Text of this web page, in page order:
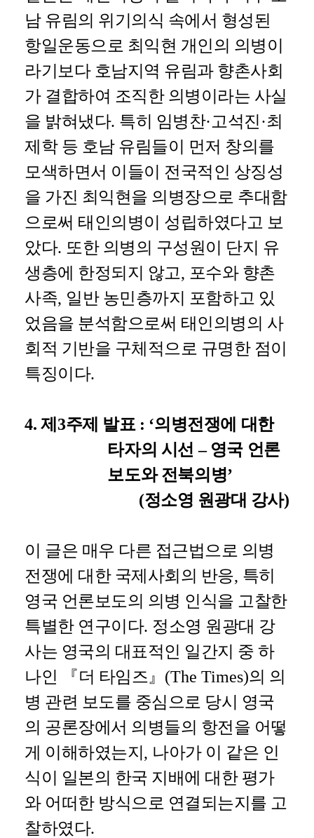
남 유림의 위기의식 속에서 형성된
항일운동으로 최익현 개인의 의병이
라기보다 호남지역 유림과 향촌사회
가 결합하여 조직한 의병이라는 사실
을 밝혀냈다. 특히 임병찬·고석진·최
제학 등 호남 유림들이 먼저 창의를
모색하면서 이들이 전국적인 상징성
을 가진 최익현을 의병장으로 추대함
으로써 태인의병이 성립하였다고 보
았다. 또한 의병의 구성원이 단지 유
생층에 한정되지 않고, 포수와 향촌
사족, 일반 농민층까지 포함하고 있
었음을 분석함으로써 태인의병의 사
회적 기반을 구체적으로 규명한 점이
특징이다.
4.제 3주제 발표 : ‘의병전쟁에 대한
타자의 시선– 영국 언론
보도와 전북의병’
(정소영 원광대 강사)
이 글은 매우 다른 접근법으로 의병
전쟁에 대한 국제사회의 반응, 특히
영국 언론보도의 의병 인식을 고찰한
특별한 연구이다. 정소영 원광대 강
사는 영국의 대표적인 일간지 중 하
나인
『더 타임즈 』 (The Times)의 의
병 관련 보도를 중심으로 당시 영국
의 공론장에서 의병들의 항전을 어떻
게 이해하였는지 , 나아가 이 같은 인
식이 일본의 한국 지배에 대한 평가
와 어떠한 방식으로 연결되는지를 고
찰하였다.